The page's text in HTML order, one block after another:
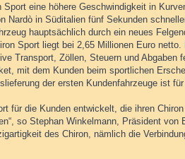
Sport eine höhere Geschwindigkeit in
Nardò in Süditalien fünf Sekunden
hauptsächlich durch ein neues
Sport liegt bei 2,65 Millionen Euro
Transport, Zöllen, Steuern und Abgaben
mit dem Kunden beim sportlichen
der ersten Kundenfahrzeuge ist
für die Kunden entwickelt, die ihren
so Stephan Winkelmann, Präsident von
des Chiron, nämlich die